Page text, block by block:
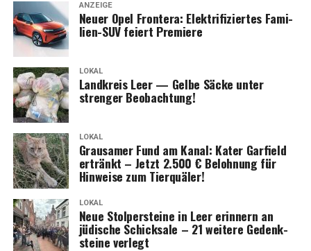
ANZEIGE
Neu­er Opel Fron­te­ra: Elek­tri­fi­zier­tes Fami­
li­en-SUV fei­ert Premiere
LOKAL
Land­kreis Leer — Gel­be Säcke unter
stren­ger Beobachtung!
LOKAL
Grau­sa­mer Fund am Kanal: Kater Gar­field
ertränkt – Jetzt 2.500 € Beloh­nung für
Hin­wei­se zum Tierquäler!
LOKAL
Neue Stol­per­stei­ne in Leer erin­nern an
jüdi­sche Schick­sa­le – 21 wei­te­re Gedenk­
stei­ne verlegt